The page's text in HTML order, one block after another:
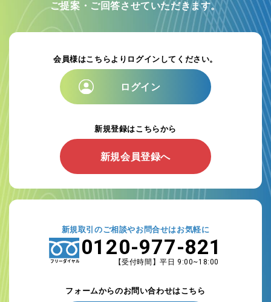
ご提案・ご回答させていただきます。
会員様はこちらよりログインしてください。
ログイン
新規登録はこちらから
新規会員登録へ
新規取引のご相談やお問合せはお気軽に
0120-977-821
【受付時間】平日 9:00~18:00
フォームからのお問い合わせはこちら